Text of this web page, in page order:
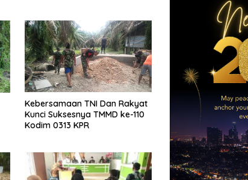
Kebersamaan TNI Dan Rakyat
Kunci Suksesnya TMMD ke-110
Kodim 0313 KPR